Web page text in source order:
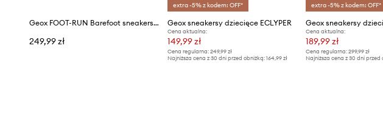
Geox FOOT-RUN Barefoot sneakersy dziecięce
249,99 zł
extra -5% z kodem: OFF*
Geox sneakersy dziecięce ECLYPER
Cena aktualna:
149,99 zł
Cena regularna:249,99 zł
Najniższa cena z 30 dni przed obniżką:164,99 zł
extra -5% z kodem: OFF*
Cena aktualna:
189,99 zł
Cena regularna: 299,99 zł
Najniższa cena z 30 dni przed